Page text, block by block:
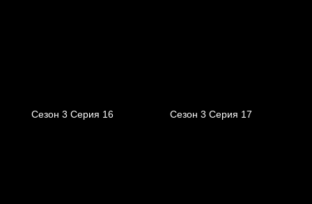
Сезон 3 Серия 16 Сезон 3 Серия 17